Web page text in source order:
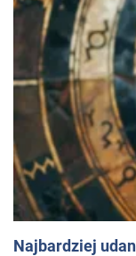
Najbardziej